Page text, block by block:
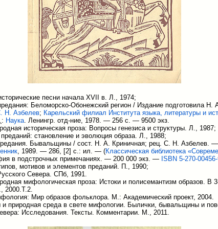
песни начала XVII в. Л., 1974;
Беломорско-Обонежский регион / Издание подготовила Н.
Н. Азбелев; Карельский филиал Института языка, литературы и
: Наука. Ленингр. отд-ние, 1978. — 256 с. — 9500 экз.
историческая проза: Вопросы генезиса и структуры. Л., 1987;
становление и эволюция образа. Л., 1988;
Бывальщины / сост. Н. А. Криничная; рец. С. Н. Азбелев. —
, 1989. — 286, [2] с.: ил. — (Классическая библиотека
в подстрочных примечаниях. — 200 000 экз. — ISBN 5-270-
мотивов и элементов преданий. П., 1990;
Севера. СПб, 1991.
мифологическая проза: Истоки и полисемантизм образов. В
2000.Т.2.
Мир образов фольклора. М.: Академический проект, 2004.
и природная среда в свете мифологии. Былички, бывальщины и
Исследования. Тексты. Комментарии. М., 2011.